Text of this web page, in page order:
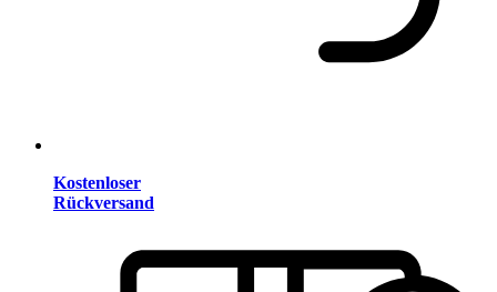
Kostenloser
Rückversand